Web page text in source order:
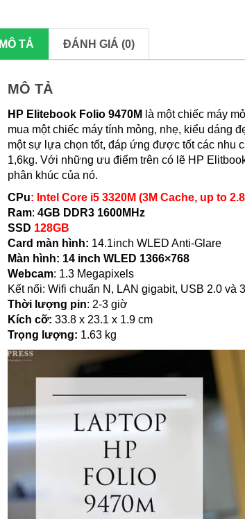
MÔ TẢ ĐÁNH GIÁ (0)
MÔ TẢ
HP Elitebook Folio 9470M là một chiếc máy
mua một chiếc máy tính mỏng, nhẹ, kiểu dáng
một sự lựa chọn tốt, đáp ứng được tốt các nhu
1,6kg. Với những ưu điểm trên có lẽ HP
phân khúc của nó.
CPu: Intel Core i5 3320M (3M Cache, up to
Ram: 4GB DDR3 1600MHz
SSD 128GB
Card màn hình: 14.1inch WLED Anti-Glare
Màn hình: 14 inch WLED 1366×768
Webcam: 1.3 Megapixels
Kết nối: Wifi chuẩn N, LAN gigabit, USB 2.0 và
Thời lượng pin: 2-3 giờ
Kích cỡ: 33.8 x 23.1 x 1.9 cm
Trọng lượng: 1.63 kg